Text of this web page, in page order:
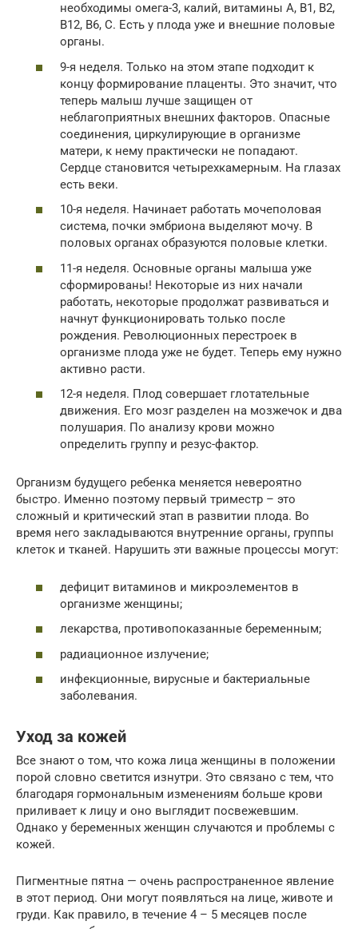
необходимы омега-3, калий, витамины А, В1, В2,
В12, В6, С. Есть у плода уже и внешние половые
органы.
9-я неделя. Только на этом этапе подходит к
концу формирование плаценты. Это значит, что
теперь малыш лучше защищен от
неблагоприятных внешних факторов. Опасные
соединения, циркулирующие в организме
матери, к нему практически не попадают.
Сердце становится четырехкамерным. На глазах
есть веки.
10-я неделя. Начинает работать мочеполовая
система, почки эмбриона выделяют мочу. В
половых органах образуются половые клетки.
11-я неделя. Основные органы малыша уже
сформированы! Некоторые из них начали
работать, некоторые продолжат развиваться и
начнут функционировать только после
рождения. Революционных перестроек в
организме плода уже не будет. Теперь ему нужно
активно расти.
12-я неделя. Плод совершает глотательные
движения. Его мозг разделен на мозжечок и два
полушария. По анализу крови можно
определить группу и резус-фактор.
Организм будущего ребенка меняется невероятно
быстро. Именно поэтому первый триместр – это
сложный и критический этап в развитии плода. Во
время него закладываются внутренние органы, группы
клеток и тканей. Нарушить эти важные процессы могут:
дефицит витаминов и микроэлементов в
организме женщины;
лекарства, противопоказанные беременным;
радиационное излучение;
инфекционные, вирусные и бактериальные
заболевания.
Уход за кожей
Все знают о том, что кожа лица женщины в положении
порой словно светится изнутри. Это связано с тем, что
благодаря гормональным изменениям больше крови
приливает к лицу и оно выглядит посвежевшим.
Однако у беременных женщин случаются и проблемы с
кожей.
Пигментные пятна — очень распространенное явление
в этот период. Они могут появляться на лице, животе и
груди. Как правило, в течение 4 – 5 месяцев после